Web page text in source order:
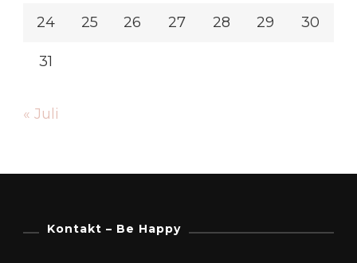
24 25 26 27 28 29 30
31
« Juli
Kontakt – Be Happy